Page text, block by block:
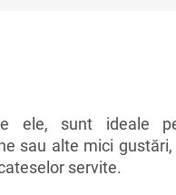
ele, sunt ideale
sau alte mici
servite.